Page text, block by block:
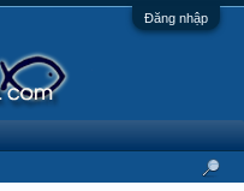
Đăng nhập